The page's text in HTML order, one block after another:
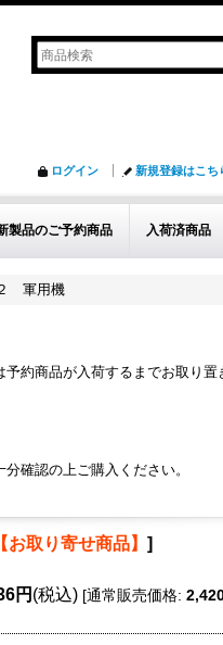
ログイン 新規登録はこち
製品のご予約商品 入荷済商品
軍用機
約商品が入荷するまでお取り
確認の上ご購入ください。
お取り寄せ商品】 ]
円 (税込) [通常販売価格: